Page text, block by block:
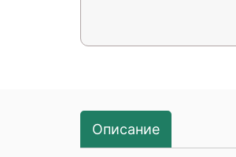
Описание